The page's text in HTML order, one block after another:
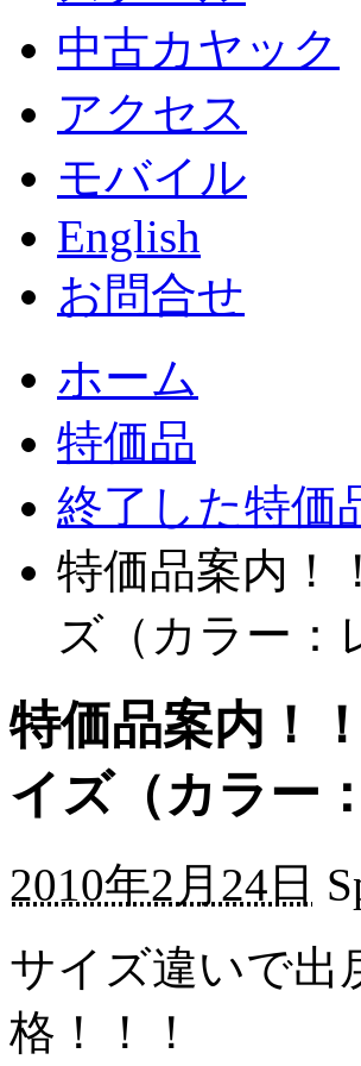
中古カヤック
アクセス
モバイル
English
お問合せ
ホーム
特価品
終了した特価
特価品案内
ズ（カラー：
特価品案内
イズ（カラー
2010年2月24日
サイズ違いで出
格！！！